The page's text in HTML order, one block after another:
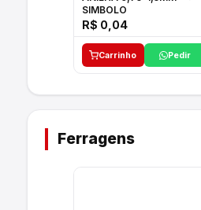
SIMBOLO
R$ 0,04
Carrinho Pedir
Ferragens